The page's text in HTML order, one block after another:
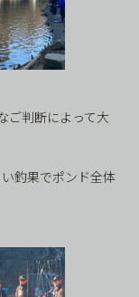
ご判断によって大
釣果でポンド全体